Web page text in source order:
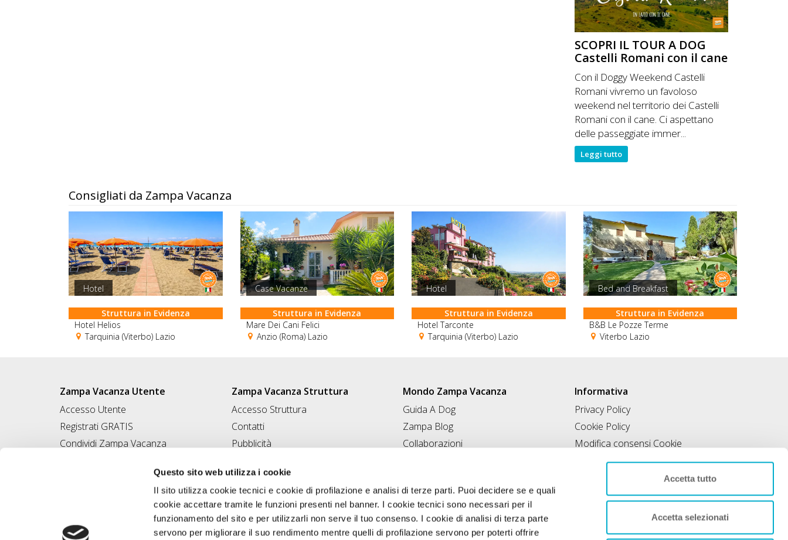
Questo sito web utilizza i cookie
Il sito utilizza cookie tecnici e cookie di profilazione e analisi di terze parti. Puoi decidere se e quali
cookie accettare tramite le funzioni presenti nel banner. I cookie tecnici sono necessari per il
funzionamento del sito e per utilizzarli non serve il tuo consenso. I cookie di analisi di terza parte
servono per migliorare il suo rendimento mentre quelli di profilazione servono per poterti offrire
Accetta tutto
Accetta selezionati
SCOPRI IL TOUR A DOG
Castelli Romani con il cane
Con il Doggy Weekend Castelli
Romani vivremo un favoloso
weekend nel territorio dei Castelli
Romani con il cane. Ci aspettano
delle passeggiate immer...
Leggi tutto
Consigliati da Zampa Vacanza
Hotel
Struttura in Evidenza
Hotel Helios
Tarquinia (Viterbo) Lazio
Case Vacanze
Struttura in Evidenza
Mare Dei Cani Felici
Anzio (Roma) Lazio
Hotel
Struttura in Evidenza
Hotel Tarconte
Tarquinia (Viterbo) Lazio
Bed and Breakfast
Struttura in Evidenza
B&B Le Pozze Terme
Viterbo Lazio
Zampa Vacanza Utente
Accesso Utente
Registrati GRATIS
Condividi Zampa Vacanza
Zampa Vacanza Struttura
Accesso Struttura
Contatti
Pubblicità
Mondo Zampa Vacanza
Guida A Dog
Zampa Blog
Collaborazioni
Informativa
Privacy Policy
Cookie Policy
Modifica consensi Cookie
Condizioni di utilizzo
Contratto di inclusione